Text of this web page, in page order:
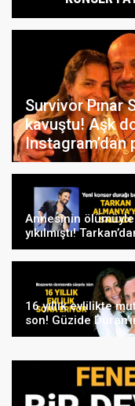
Survivor Pınar
kavuştu! Aşk
Instagram’dan
Annesinin ölümüyle
yıkılmıştı!
konser paylaşımı
16 yıllık evlilikte
son! Güzide
boşanma